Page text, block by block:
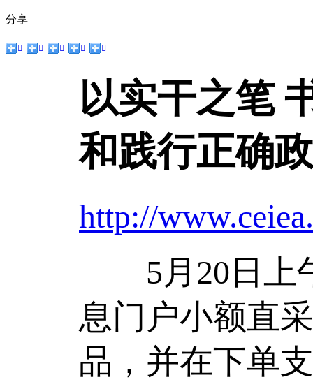
分享
    
以实干之笔
和践行正确
http://
5月20日上午
息门户小额直
品，并在下单